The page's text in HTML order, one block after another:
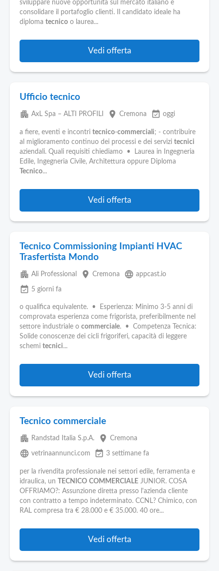
sviluppare nuove opportunità sul mercato italiano e
consolidare il portafoglio clienti. Il candidato ideale ha
diploma tecnico o laurea...
Vedi offerta
Ufficio tecnico
apartment AxL Spa – ALTI PROFILI place Cremona event_available oggi
a fiere, eventi e incontri tecnico-commerciali; - contribuire
al miglioramento continuo dei processi e dei servizi tecnici
aziendali. Quali requisiti chiediamo • Laurea in Ingegneria
Edile, Ingegneria Civile, Architettura oppure Diploma
Tecnico...
Vedi offerta
Tecnico Commissioning Impianti HVAC
Trasfertista Mondo
apartment Ali Professional place Cremona language appcast.io
event_available 5 giorni fa
o qualifica equivalente. • Esperienza: Minimo 3-5 anni di
comprovata esperienza come frigorista, preferibilmente nel
settore industriale o commerciale. • Competenza Tecnica:
Solide conoscenze dei cicli frigoriferi, capacità di leggere
schemi tecnici...
Vedi offerta
Tecnico commerciale
apartment Randstad Italia S.p.A. place Cremona
language vetrinaannunci.com event_available 3 settimane fa
per la rivendita professionale nei settori edile, ferramenta e
idraulica, un
TECNICO COMMERCIALE JUNIOR. COSA
OFFRIAMO?: Assunzione diretta presso l'azienda cliente
con contratto a tempo indeterminato. CCNL? Chimico, con
RAL compresa tra € 28.000 e € 35.000. 40 ore...
Vedi offerta